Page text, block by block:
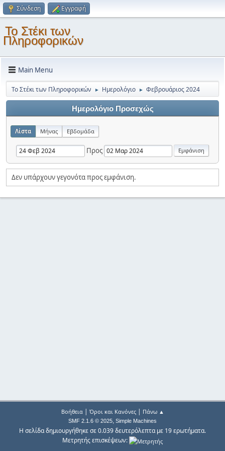
Σύνδεση Εγγραφή
Το Στέκι των
Πληροφορικών
Main Menu
Το Στέκι των Πληροφορικών ► Ημερολόγιο ► Φεβρουάριος 2024
Ημερολόγιο Προσεχώς
Λίστα Μήνας Εβδομάδα
Προς
Δεν υπάρχουν γεγονότα προς εμφάνιση.
Βοήθεια| Όροι και Κανόνες| Πάνω ▲
SMF 2.1.6 © 2025, Simple Machines
Η σελίδα δημιουργήθηκε σε 0.039 δευτερόλεπτα με 19 ερωτήματα.
Μετρητής επισκέψεων: